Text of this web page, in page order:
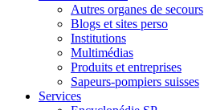
Autres organes de secours
Blogs et sites perso
Institutions
Multimédias
Produits et entreprises
Sapeurs-pompiers suisses
Services